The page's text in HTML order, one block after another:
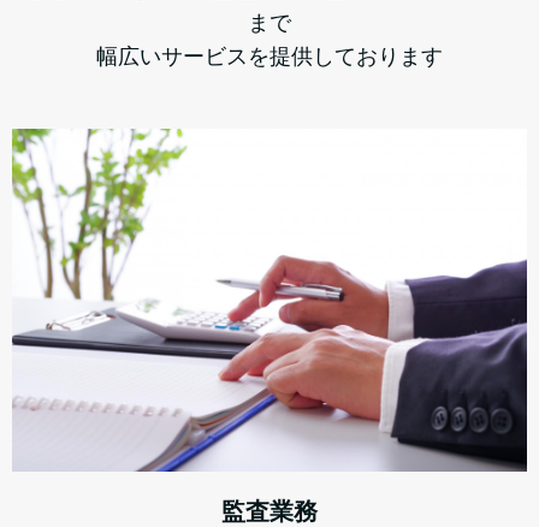
まで
幅広いサービスを提供しております
監査業務